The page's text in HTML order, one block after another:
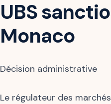
UBS
Monaco
Décision administrative
Le régulateur des